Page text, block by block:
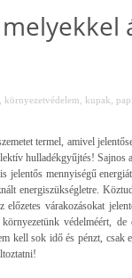
környezetvédelem kupak
termel, amivel
hulladékgyűjtés! Sajnos
jelentős mennyiségű
energiszükségletre.
előzetes várakozásokat
védelméért,
kell sok idő és pénzt, csak